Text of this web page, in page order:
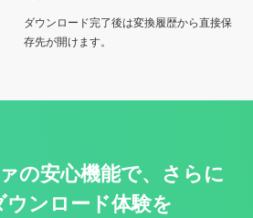
ダウンロード完了後は変換履歴から直接保
存先が開けます。
の安心機能で、さらに
ウンロード体験を